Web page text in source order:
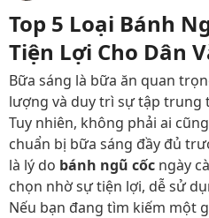
Top 5 Loại Bánh
Tiện Lợi Cho Dân
Bữa sáng là bữa ăn quan
lượng và duy trì sự tập trung
Tuy nhiên, không phải ai
chuẩn bị bữa sáng đầy đủ
là lý do bánh ngũ cốc ngày
chọn nhờ sự tiện lợi, dễ sử
Nếu bạn đang tìm kiếm một